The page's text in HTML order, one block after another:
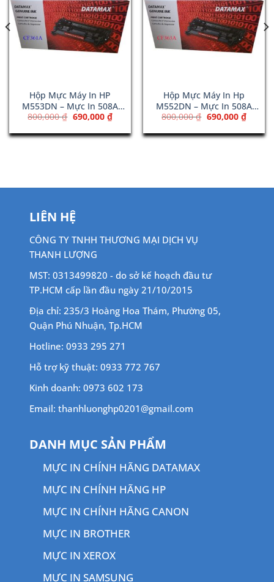
Hộp Mực Máy In HP
M553DN – Mực In 508A
Cyan (CF361A)
800,000₫ Giá
là:
800,000 ₫.
690,000 ₫Giá
hiện
tại
là:
Hộp Mực Máy In Hp
M552DN – Mực In 508A
Magenta (CF363A)
800,000₫ Giá
là:
800,000 ₫.
690,000 ₫Giá
hiện
tại
là:
LIÊN HỆ
CÔNG TY TNHH THƯƠNG MẠI DỊCH VỤ
THANH LƯỢNG
MST: 0313499820 - do sở kế hoạch đầu tư
TP.HCM cấp lần đầu ngày 21/10/2015
Địa chỉ: 235/3 Hoàng Hoa Thám, Phường 05,
Quận Phú Nhuận, Tp.HCM
Hotline: 0933 295 271
Hỗ trợ kỹ thuật: 0933 772 767
Kinh doanh: 0973 602 173
Email: thanhluonghp0201@gmail.com
DANH MỤC SẢN PHẨM
MỰC IN CHÍNH HÃNG DATAMAX
MỰC IN CHÍNH HÃNG HP
MỰC IN CHÍNH HÃNG CANON
MỰC IN BROTHER
MỰC IN XEROX
MỰC IN SAMSUNG